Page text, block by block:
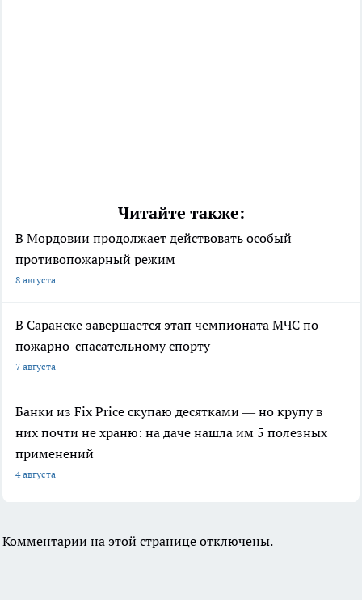
Читайте также:
В Мордовии продолжает действовать особый
противопожарный режим
8 августа
В Саранске завершается этап чемпионата МЧС по
пожарно-спасательному спорту
7 августа
Банки из Fix Price скупаю десятками — но крупу в
них почти не храню: на даче нашла им 5 полезных
применений
4 августа
Комментарии на этой странице отключены.